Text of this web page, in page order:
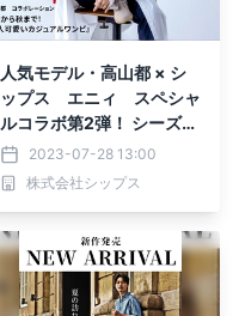
人気モデル・高山都 × シ
ップス エニィ スペシャ
ルコラボ第2弾！ シーズン
レスで着まわせる「夏から
秋まで！大人可愛いカジュ
アルワンピース」が 8月4
2023-07-28 13:00
株式会社シップス